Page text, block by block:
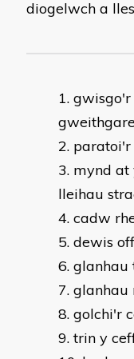
diogelwch a
mynd at
lleihau
cadw
dewis
glanhau
glanhau
golchi'r
trin y